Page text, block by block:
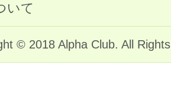
いて
© 2018 Alpha Club. All